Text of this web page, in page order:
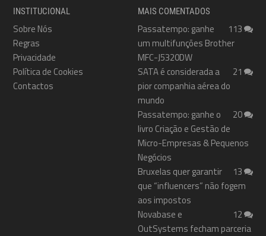
INSTITUCIONAL
Sobre Nós
Regras
Privacidade
Política de Cookies
Contactos
MAIS COMENTADOS
113
Passatempo: ganhe
um multifunções Brother
MFC-J5320DW
21
SATA é considerada a
pior companhia aérea do
mundo
20
Passatempo: ganhe o
livro Criação e Gestão de
Micro-Empresas & Pequenos
Negócios
13
Bruxelas quer garantir
que “influencers” não fogem
aos impostos
12
Novabase e
OutSystems fecham parceria